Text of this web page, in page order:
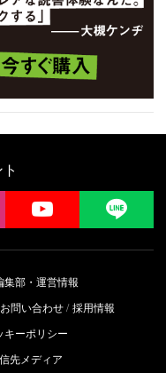
YouTube
集部・運営情報
問い合わせ 採用情報
キーポリシー
先メディア